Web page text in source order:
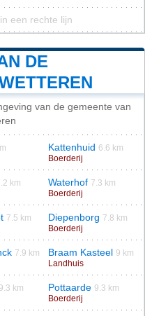
een rechte lijn
DE
van de gemeente van
Kattenhuid 6.6 km
Boerderij
km
Waterhof 7.3 km
Boerderij
7.5 km
Diepenborg 7.8 km
Boerderij
7.9 km
Braam Kasteel 9 km
Landhuis
9.3 km
Pottaarde 9.3 km
Boerderij